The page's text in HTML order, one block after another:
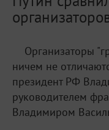
Организаторы
ничем не
президент РФ
руководителем
Владимиром